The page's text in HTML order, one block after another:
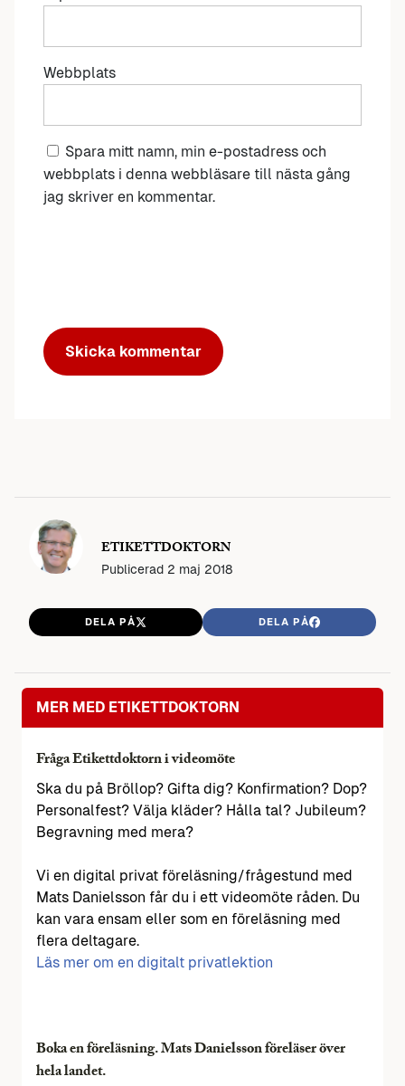
Webbplats
Spara mitt namn, min e-postadress och
webbplats i denna webbläsare till nästa gång
jag skriver en kommentar.
ETIKETTDOKTORN
Publicerad 2 maj 2018
DELA PÅ DELA PÅ
MER MED ETIKETTDOKTORN
Fråga Etikettdoktorn i videomöte
Ska du på Bröllop? Gifta dig? Konfirmation? Dop?
Personalfest? Välja kläder? Hålla tal? Jubileum?
Begravning med mera?
Vi en digital privat föreläsning/frågestund med
Mats Danielsson får du i ett videomöte råden. Du
kan vara ensam eller som en föreläsning med
flera deltagare.
Läs mer om en digitalt privatlektion
Boka en föreläsning. Mats Danielsson föreläser över
hela landet.